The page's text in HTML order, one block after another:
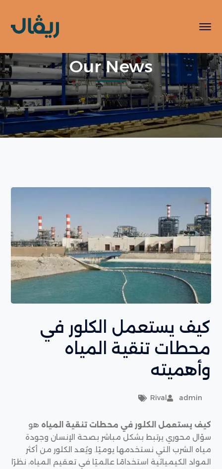
Our News
كيف يستعمل الكلور في
محطات تنقية المياه
وأهميته
admin
Rival
كيف يستعمل الكلور في محطات تنقية المياه هو
سؤال محوري يرتبط بشكل مباشر بصحة الإنسان وجودة
مياه الشرب التي نستخدمها يوميًا. ويُعد الكلور من أكثر
المواد الكيميائية استخدامًا عالميًا في تعقيم المياه، نظرًا